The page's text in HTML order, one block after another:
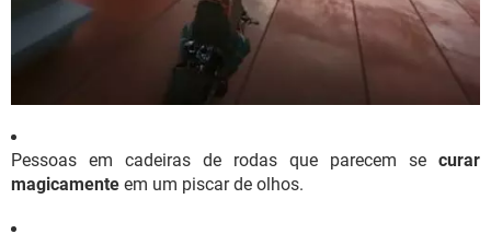
Pessoas em cadeiras de rodas que parecem se curar
magicamente em um piscar de olhos.